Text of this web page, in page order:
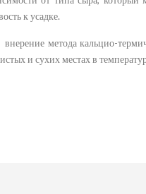
к усадке.
метода кальцио-
и сухих местах в